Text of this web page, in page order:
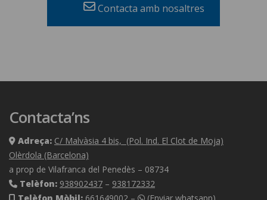
Contacta amb nosaltres
Contacta’ns
Adreça: C/ Malvàsia 4 bis, (Pol. Ind. El Clot de Moja)
Olèrdola (Barcelona)
a prop de Vilafranca del Penedès – 08734
Telèfon: 938902437 – 938172332
Telèfon Mòbil: 661649002 – (Enviar whatsapp)